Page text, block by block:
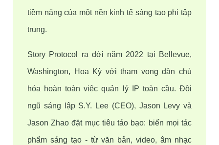
tiềm năng của một nền kinh tế sáng tạo phi tập
trung.
Story Protocol ra đời năm 2022 tại Bellevue,
Washington, Hoa Kỳ với tham vọng dân chủ
hóa hoàn toàn việc quản lý IP toàn cầu. Đội
ngũ sáng lập S.Y. Lee (CEO), Jason Levy và
Jason Zhao đặt mục tiêu táo bạo: biến mọi tác
phẩm sáng tạo - từ văn bản, video, âm nhạc